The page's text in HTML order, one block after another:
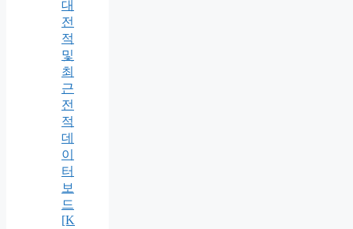
대
전
적
및
최
근
전
적
데
이
터
보
드
[K